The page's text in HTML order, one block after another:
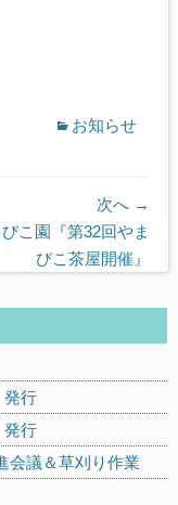
お知らせ
次へ →
こ園『第32回やま
びこ茶屋開催』
行
行
会議＆草刈り作業